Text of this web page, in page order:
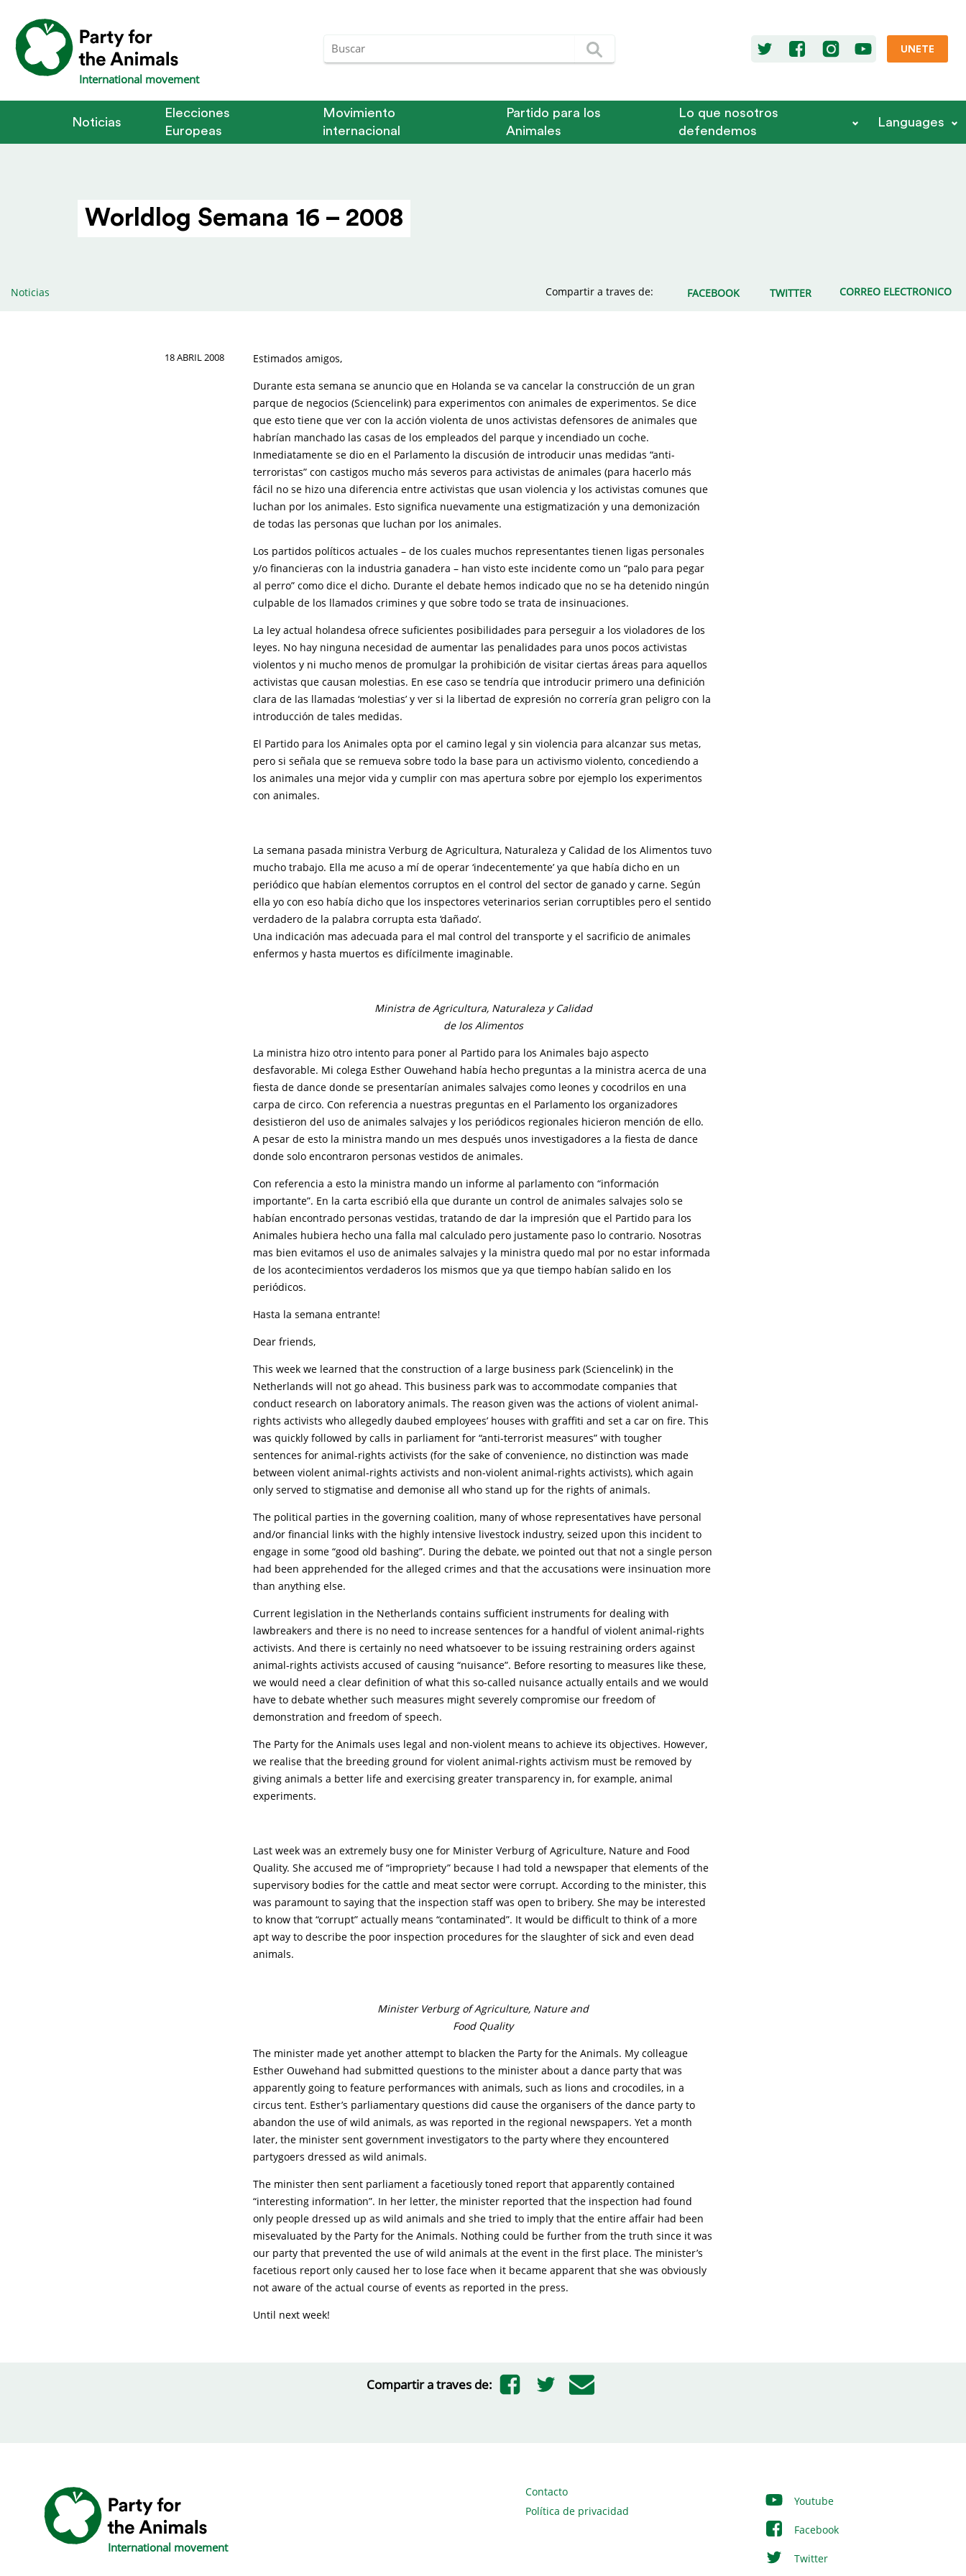
International movement
UNETE
Noticias
Elecciones
Europeas
Movimiento
internacional
Partido para los
Animales
Lo que nosotros
defendemos
Languages
Worldlog Semana 16 – 2008
Noticias Compartir a traves de: FACEBOOK TWITTER CORREO ELECTRONICO
18 ABRIL 2008
Estimados amigos,
Durante esta semana se anuncio que en Holanda se va cancelar la construcción de un gran
parque de negocios (Sciencelink) para experimentos con animales de experimentos. Se dice
que esto tiene que ver con la acción violenta de unos activistas defensores de animales que
habrían manchado las casas de los empleados del parque y incendiado un coche.
Inmediatamente se dio en el Parlamento la discusión de introducir unas medidas “anti-
terroristas” con castigos mucho más severos para activistas de animales (para hacerlo más
fácil no se hizo una diferencia entre activistas que usan violencia y los activistas comunes que
luchan por los animales. Esto significa nuevamente una estigmatización y una demonización
de todas las personas que luchan por los animales.
Los partidos políticos actuales – de los cuales muchos representantes tienen ligas personales
y/o financieras con la industria ganadera – han visto este incidente como un “palo para pegar
al perro” como dice el dicho. Durante el debate hemos indicado que no se ha detenido ningún
culpable de los llamados crimines y que sobre todo se trata de insinuaciones.
La ley actual holandesa ofrece suficientes posibilidades para perseguir a los violadores de los
leyes. No hay ninguna necesidad de aumentar las penalidades para unos pocos activistas
violentos y ni mucho menos de promulgar la prohibición de visitar ciertas áreas para aquellos
activistas que causan molestias. En ese caso se tendría que introducir primero una definición
clara de las llamadas ‘molestias’ y ver si la libertad de expresión no correría gran peligro con la
introducción de tales medidas.
El Partido para los Animales opta por el camino legal y sin violencia para alcanzar sus metas,
pero si señala que se remueva sobre todo la base para un activismo violento, concediendo a
los animales una mejor vida y cumplir con mas apertura sobre por ejemplo los experimentos
con animales.
La semana pasada ministra Verburg de Agricultura, Naturaleza y Calidad de los Alimentos tuvo
mucho trabajo. Ella me acuso a mí de operar ‘indecentemente’ ya que había dicho en un
periódico que habían elementos corruptos en el control del sector de ganado y carne. Según
ella yo con eso había dicho que los inspectores veterinarios serian corruptibles pero el sentido
verdadero de la palabra corrupta esta ‘dañado’.
Una indicación mas adecuada para el mal control del transporte y el sacrificio de animales
enfermos y hasta muertos es difícilmente imaginable.
Ministra de Agricultura, Naturaleza y Calidad
de los Alimentos
La ministra hizo otro intento para poner al Partido para los Animales bajo aspecto
desfavorable. Mi colega Esther Ouwehand había hecho preguntas a la ministra acerca de una
fiesta de dance donde se presentarían animales salvajes como leones y cocodrilos en una
carpa de circo. Con referencia a nuestras preguntas en el Parlamento los organizadores
desistieron del uso de animales salvajes y los periódicos regionales hicieron mención de ello.
A pesar de esto la ministra mando un mes después unos investigadores a la fiesta de dance
donde solo encontraron personas vestidos de animales.
Con referencia a esto la ministra mando un informe al parlamento con “información
importante”. En la carta escribió ella que durante un control de animales salvajes solo se
habían encontrado personas vestidas, tratando de dar la impresión que el Partido para los
Animales hubiera hecho una falla mal calculado pero justamente paso lo contrario. Nosotras
mas bien evitamos el uso de animales salvajes y la ministra quedo mal por no estar informada
de los acontecimientos verdaderos los mismos que ya que tiempo habían salido en los
periódicos.
Hasta la semana entrante!
Dear friends,
This week we learned that the construction of a large business park (Sciencelink) in the
Netherlands will not go ahead. This business park was to accommodate companies that
conduct research on laboratory animals. The reason given was the actions of violent animal-
rights activists who allegedly daubed employees’ houses with graffiti and set a car on fire. This
was quickly followed by calls in parliament for “anti-terrorist measures” with tougher
sentences for animal-rights activists (for the sake of convenience, no distinction was made
between violent animal-rights activists and non-violent animal-rights activists), which again
only served to stigmatise and demonise all who stand up for the rights of animals.
The political parties in the governing coalition, many of whose representatives have personal
and/or financial links with the highly intensive livestock industry, seized upon this incident to
engage in some “good old bashing”. During the debate, we pointed out that not a single person
had been apprehended for the alleged crimes and that the accusations were insinuation more
than anything else.
Current legislation in the Netherlands contains sufficient instruments for dealing with
lawbreakers and there is no need to increase sentences for a handful of violent animal-rights
activists. And there is certainly no need whatsoever to be issuing restraining orders against
animal-rights activists accused of causing “nuisance”. Before resorting to measures like these,
we would need a clear definition of what this so-called nuisance actually entails and we would
have to debate whether such measures might severely compromise our freedom of
demonstration and freedom of speech.
The Party for the Animals uses legal and non-violent means to achieve its objectives. However,
we realise that the breeding ground for violent animal-rights activism must be removed by
giving animals a better life and exercising greater transparency in, for example, animal
experiments.
Last week was an extremely busy one for Minister Verburg of Agriculture, Nature and Food
Quality. She accused me of “impropriety” because I had told a newspaper that elements of the
supervisory bodies for the cattle and meat sector were corrupt. According to the minister, this
was paramount to saying that the inspection staff was open to bribery. She may be interested
to know that “corrupt” actually means “contaminated”. It would be difficult to think of a more
apt way to describe the poor inspection procedures for the slaughter of sick and even dead
animals.
Minister Verburg of Agriculture, Nature and
Food Quality
The minister made yet another attempt to blacken the Party for the Animals. My colleague
Esther Ouwehand had submitted questions to the minister about a dance party that was
apparently going to feature performances with animals, such as lions and crocodiles, in a
circus tent. Esther’s parliamentary questions did cause the organisers of the dance party to
abandon the use of wild animals, as was reported in the regional newspapers. Yet a month
later, the minister sent government investigators to the party where they encountered
partygoers dressed as wild animals.
The minister then sent parliament a facetiously toned report that apparently contained
“interesting information”. In her letter, the minister reported that the inspection had found
only people dressed up as wild animals and she tried to imply that the entire affair had been
misevaluated by the Party for the Animals. Nothing could be further from the truth since it was
our party that prevented the use of wild animals at the event in the first place. The minister’s
facetious report only caused her to lose face when it became apparent that she was obviously
not aware of the actual course of events as reported in the press.
Until next week!
Compartir a traves de:
International movement
Contacto
Política de privacidad
Youtube
Facebook
Twitter